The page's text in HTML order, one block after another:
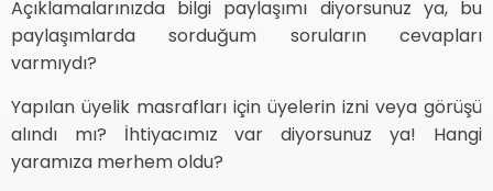
Açıklamalarınızda bilgi paylaşımı diyorsunuz ya, bu
paylaşımlarda sorduğum soruların cevapları
varmıydı?
Yapılan üyelik masrafları için üyelerin izni veya görüşü
alındı mı? İhtiyacımız var diyorsunuz ya! Hangi
yaramıza merhem oldu?